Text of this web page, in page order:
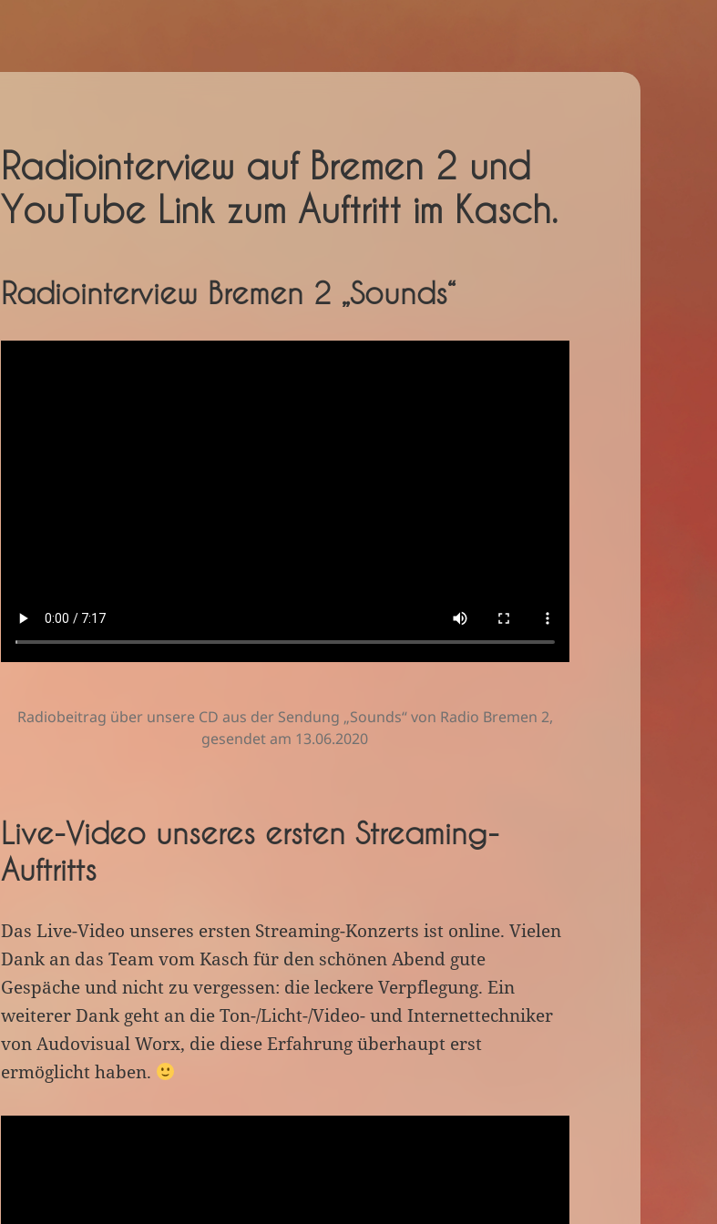
Radiointerview auf Bremen 2 und
YouTube Link zum Auftritt im Kasch.
Radiointerview Bremen 2 „Sounds“
Radiobeitrag über unsere CD aus der Sendung „Sounds“ von Radio Bremen 2,
gesendet am 13.06.2020
Live-Video unseres ersten Streaming-
Auftritts
Das Live-Video unseres ersten Streaming-Konzerts ist online. Vielen
Dank an das Team vom Kasch für den schönen Abend gute
Gespäche und nicht zu vergessen: die leckere Verpflegung. Ein
weiterer Dank geht an die Ton-/Licht-/Video- und Internettechniker
von Audovisual Worx, die diese Erfahrung überhaupt erst
ermöglicht haben.